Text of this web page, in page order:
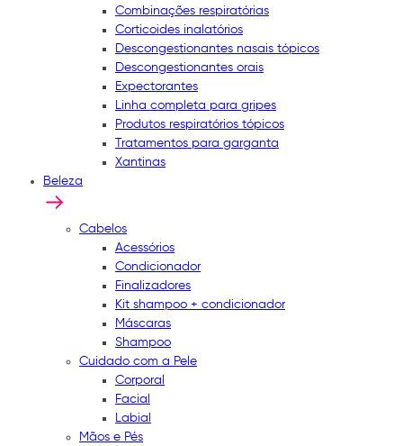
Combinações respiratórias
Corticoides inalatórios
Descongestionantes nasais tópicos
Descongestionantes orais
Expectorantes
Linha completa para gripes
Produtos respiratórios tópicos
Tratamentos para garganta
Xantinas
Beleza
Cabelos
Acessórios
Condicionador
Finalizadores
Kit shampoo + condicionador
Máscaras
Shampoo
Cuidado com a Pele
Corporal
Facial
Labial
Mãos e Pés